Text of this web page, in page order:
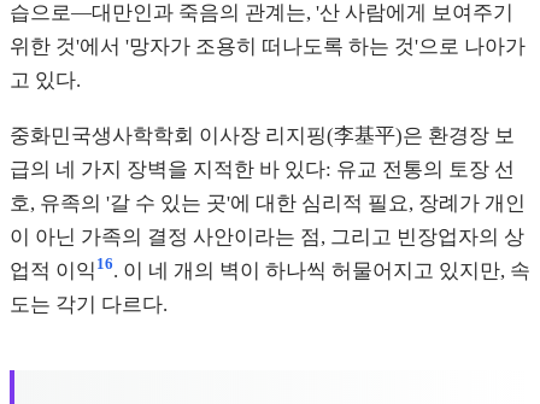
습으로—대만인과 죽음의 관계는, '산 사람에게 보여주기
위한 것'에서 '망자가 조용히 떠나도록 하는 것'으로 나아가
고 있다.
중화민국생사학학회 이사장 리지핑(李基平)은 환경장 보
급의 네 가지 장벽을 지적한 바 있다: 유교 전통의 토장 선
호, 유족의 '갈 수 있는 곳'에 대한 심리적 필요, 장례가 개인
이 아닌 가족의 결정 사안이라는 점, 그리고 빈장업자의 상
업적 이익 16. 이 네 개의 벽이 하나씩 허물어지고 있지만, 속
도는 각기 다르다.